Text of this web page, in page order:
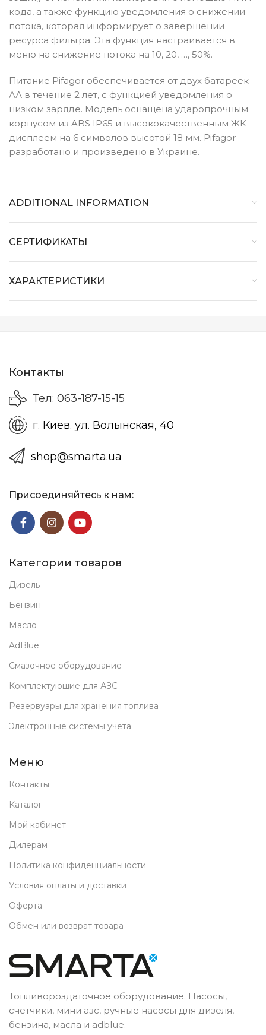
кода, а также функцию уведомления о снижении
потока, которая информирует о завершении
ресурса фильтра. Эта функция настраивается в
меню на снижение потока на 10, 20, …, 50%.
Питание Pifagor обеспечивается от двух батареек
АА в течение 2 лет, с функцией уведомления о
низком заряде. Модель оснащена ударопрочным
корпусом из ABS IP65 и высококачественным ЖК-
дисплеем на 6 символов высотой 18 мм. Pifagor –
разработано и произведено в Украине.
ADDITIONAL INFORMATION
СЕРТИФИКАТЫ
ХАРАКТЕРИСТИКИ
Контакты
Тел: 063-187-15-15
г. Киев. ул. Волынская, 40
shop@smarta.ua
Присоединяйтесь к нам:
Категории товаров
Дизель
Бензин
Масло
AdBlue
Смазочное оборудование
Комплектующие для АЗС
Резервуары для хранения топлива
Электронные системы учета
Меню
Контакты
Каталог
Мой кабинет
Дилерам
Политика конфиденциальности
Условия оплаты и доставки
Оферта
Обмен или возврат товара
Топливороздаточное оборудование. Насосы,
счетчики, мини азс, ручные насосы для дизеля,
бензина, масла и adblue.